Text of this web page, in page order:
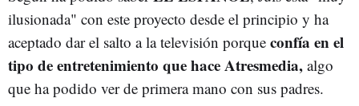
ilusionada" con este proyecto desde el principio y ha
aceptado dar el salto a la televisión porque confía en el
tipo de entretenimiento que hace Atresmedia, algo
que ha podido ver de primera mano con sus padres.